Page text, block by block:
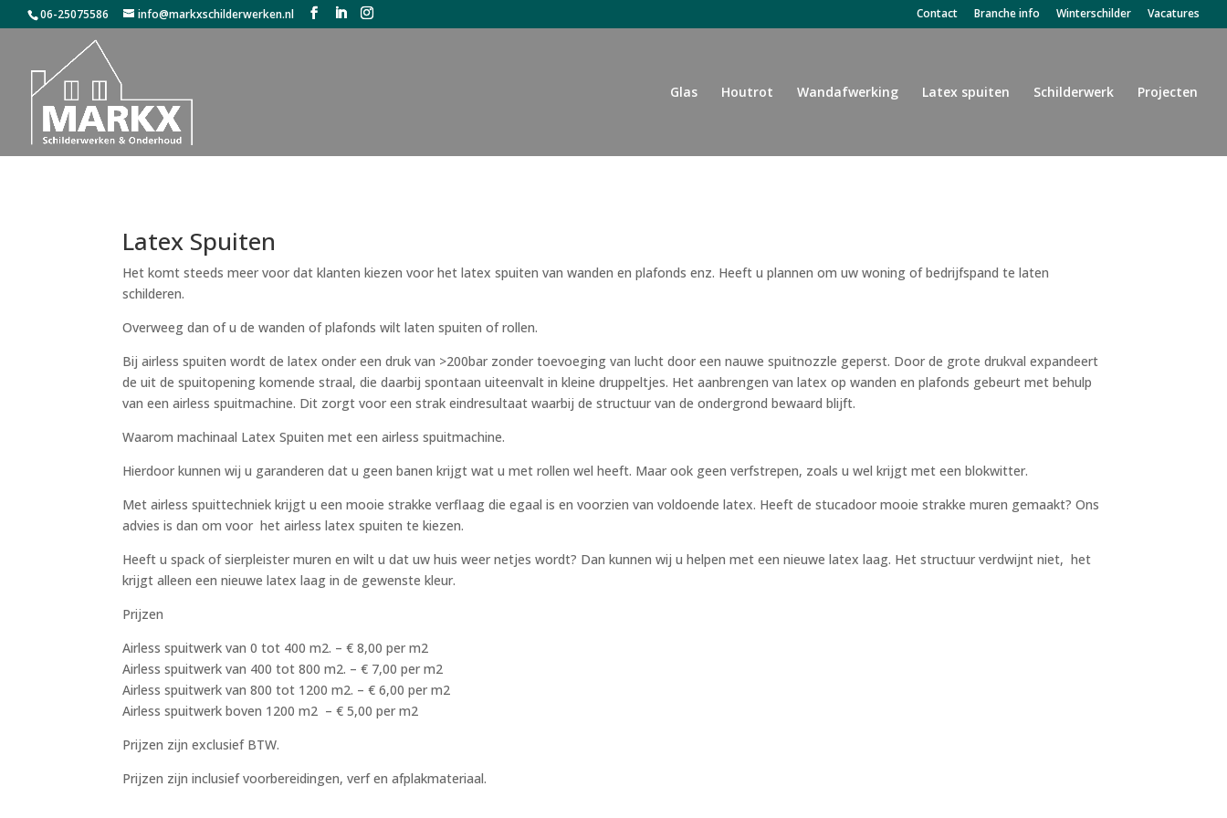
06-25075586 info@markxschilderwerken.nl Contact Branche info Winterschilder Vacatures
Glas Houtrot Wandafwerking Latex spuiten Schilderwerk Projecten
Latex Spuiten
Het komt steeds meer voor dat klanten kiezen voor het latex spuiten van wanden en plafonds enz. Heeft u plannen om uw woning of bedrijfspand te laten
schilderen.
Overweeg dan of u de wanden of plafonds wilt laten spuiten of rollen.
Bij airless spuiten wordt de latex onder een druk van >200bar zonder toevoeging van lucht door een nauwe spuitnozzle geperst. Door de grote drukval expandeert
de uit de spuitopening komende straal, die daarbij spontaan uiteenvalt in kleine druppeltjes. Het aanbrengen van latex op wanden en plafonds gebeurt met behulp
van een airless spuitmachine. Dit zorgt voor een strak eindresultaat waarbij de structuur van de ondergrond bewaard blijft.
Waarom machinaal Latex Spuiten met een airless spuitmachine.
Hierdoor kunnen wij u garanderen dat u geen banen krijgt wat u met rollen wel heeft. Maar ook geen verfstrepen, zoals u wel krijgt met een blokwitter.
Met airless spuittechniek krijgt u een mooie strakke verflaag die egaal is en voorzien van voldoende latex. Heeft de stucadoor mooie strakke muren gemaakt? Ons
advies is dan om voor het airless latex spuiten te kiezen.
Heeft u spack of sierpleister muren en wilt u dat uw huis weer netjes wordt? Dan kunnen wij u helpen met een nieuwe latex laag. Het structuur verdwijnt niet, het
krijgt alleen een nieuwe latex laag in de gewenste kleur.
Prijzen
Airless spuitwerk van 0 tot 400 m2. – € 8,00 per m2
Airless spuitwerk van 400 tot 800 m2. – € 7,00 per m2
Airless spuitwerk van 800 tot 1200 m2. – € 6,00 per m2
Airless spuitwerk boven 1200 m2 – € 5,00 per m2
Prijzen zijn exclusief BTW.
Prijzen zijn inclusief voorbereidingen, verf en afplakmateriaal.